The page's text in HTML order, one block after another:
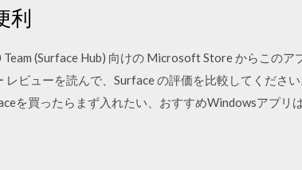
利
(Surface Hub) 向けの Microsoft Store からこのア
ビューを読んで、Surface の評価を比較してくださ
を買ったらまず入れたい、おすすめWindowsアプリ